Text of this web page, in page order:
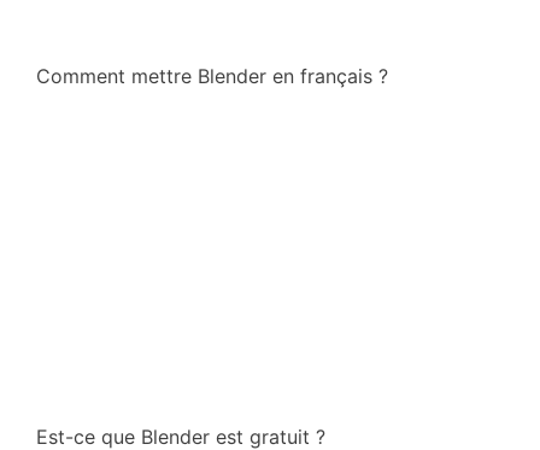
Comment mettre Blender en français ?
Est-ce que Blender est gratuit ?